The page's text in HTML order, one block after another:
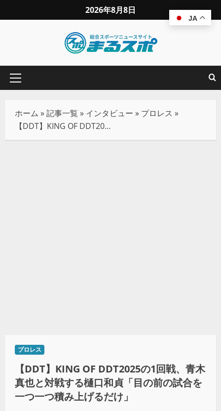
2026年8月8日
ホーム »記事一覧 » インタビュー » プロレス »
【DDT】KING OF DDT2025の1回戦、青木真也と対戦する樋口和貞「目の前の試合を一つ一つ積み上げるだけ」
プロレス
【DDT】KING OF DDT2025の1回戦、青木
真也と対戦する樋口和貞「目の前の試合を
一つ一つ積み上げるだけ」
JA